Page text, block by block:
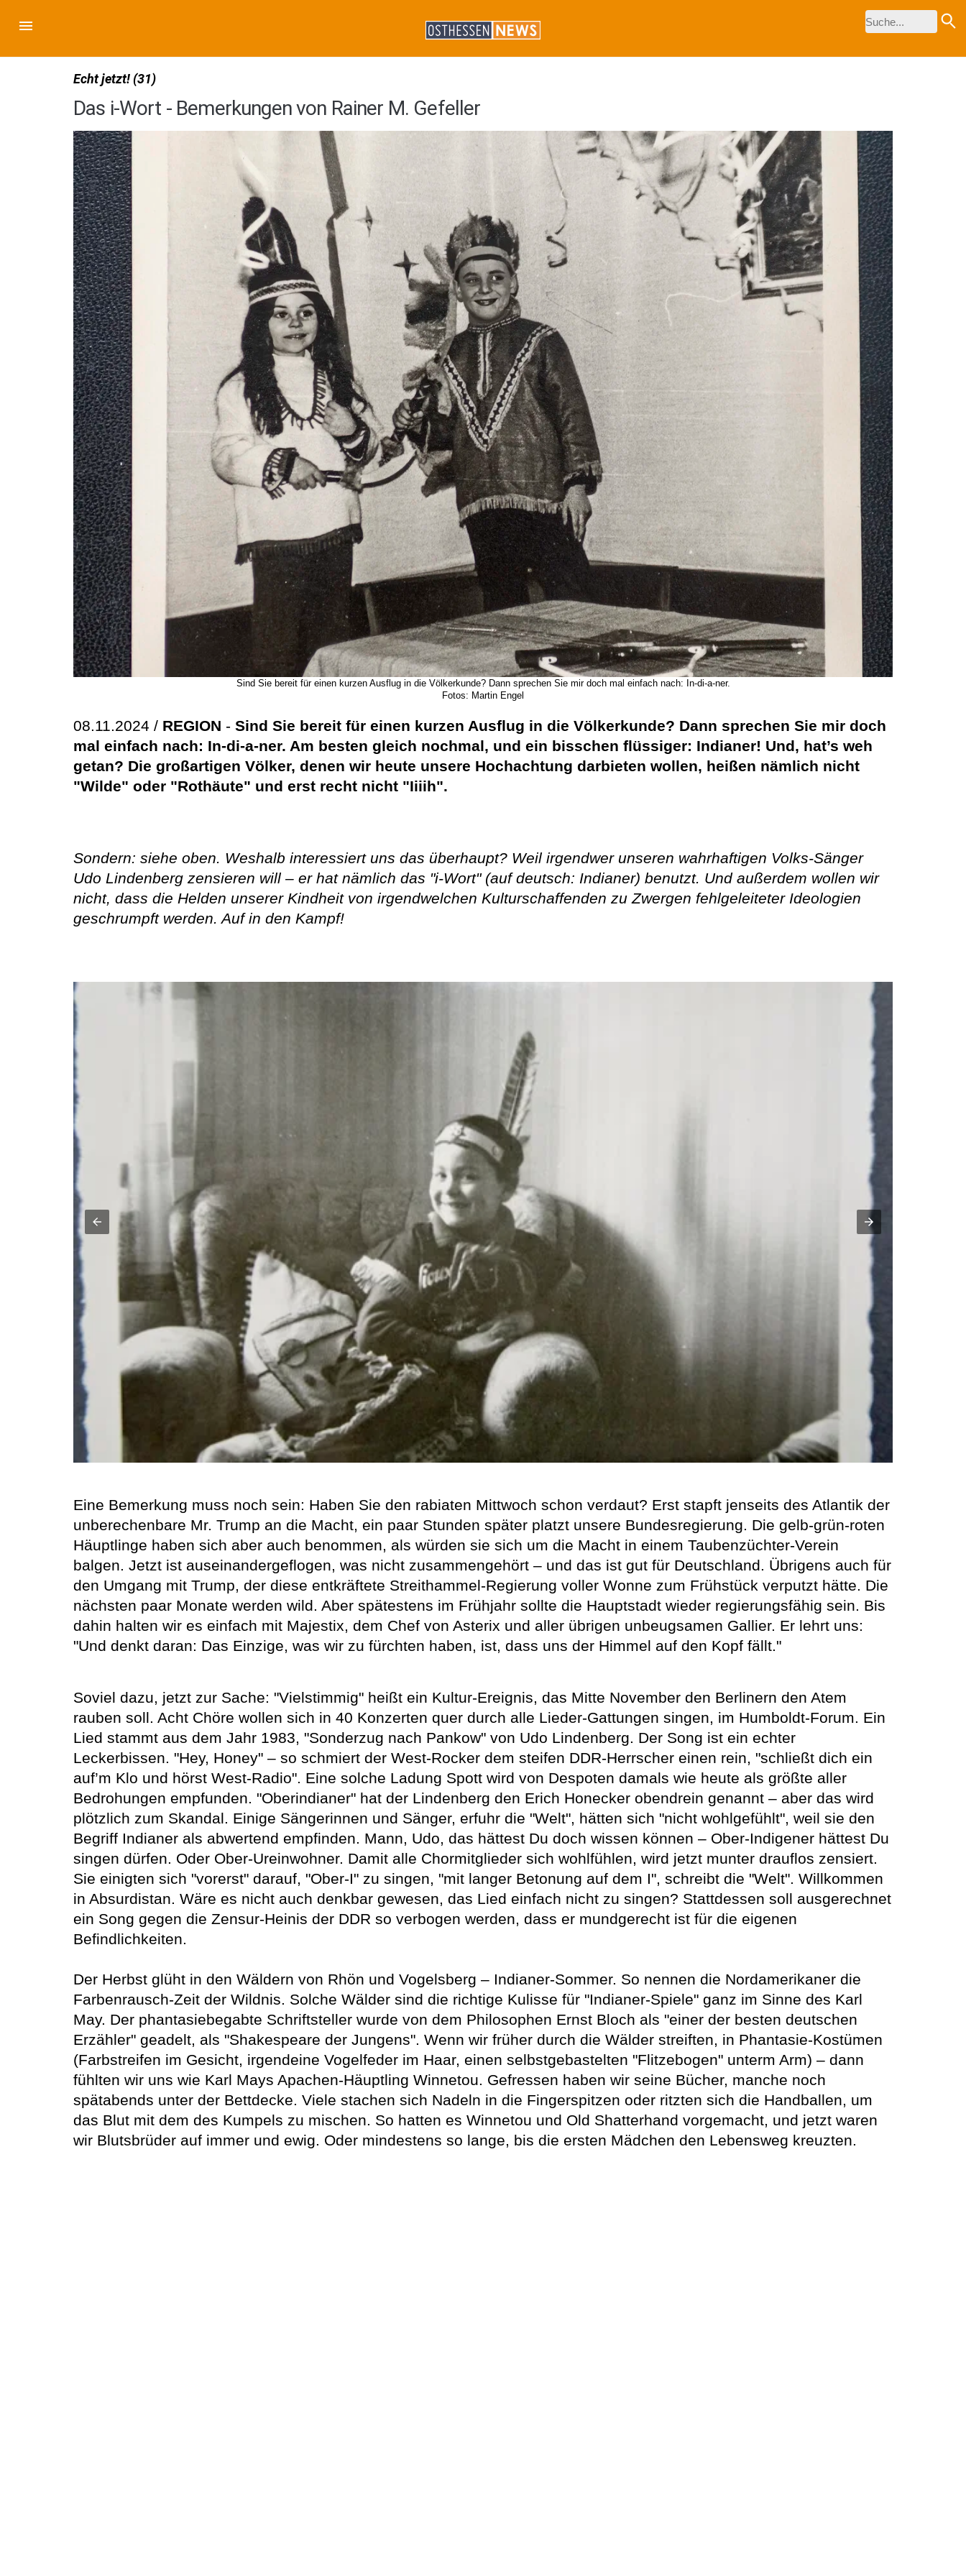
Echt jetzt! (31)
Das i-Wort - Bemerkungen von Rainer M. Gefeller
Sind Sie bereit für einen kurzen Ausflug in die Völkerkunde? Dann sprechen Sie mir doch mal einfach nach: In-di-a-ner.
Fotos: Martin Engel
08.11.2024 / REGION - Sind Sie bereit für einen kurzen Ausflug in die Völkerkunde? Dann sprechen Sie mir doch
mal einfach nach: In-di-a-ner. Am besten gleich nochmal, und ein bisschen flüssiger: Indianer! Und, hat’s weh
getan? Die großartigen Völker, denen wir heute unsere Hochachtung darbieten wollen, heißen nämlich nicht
"Wilde" oder "Rothäute" und erst recht nicht "Iiiih".
Sondern: siehe oben. Weshalb interessiert uns das überhaupt? Weil irgendwer unseren wahrhaftigen Volks-Sänger
Udo Lindenberg zensieren will – er hat nämlich das "i-Wort" (auf deutsch: Indianer) benutzt. Und außerdem wollen wir
nicht, dass die Helden unserer Kindheit von irgendwelchen Kulturschaffenden zu Zwergen fehlgeleiteter Ideologien
geschrumpft werden. Auf in den Kampf!
Eine Bemerkung muss noch sein: Haben Sie den rabiaten Mittwoch schon verdaut? Erst stapft jenseits des Atlantik der
unberechenbare Mr. Trump an die Macht, ein paar Stunden später platzt unsere Bundesregierung. Die gelb-grün-roten
Häuptlinge haben sich aber auch benommen, als würden sie sich um die Macht in einem Taubenzüchter-Verein
balgen. Jetzt ist auseinandergeflogen, was nicht zusammengehört – und das ist gut für Deutschland. Übrigens auch für
den Umgang mit Trump, der diese entkräftete Streithammel-Regierung voller Wonne zum Frühstück verputzt hätte. Die
nächsten paar Monate werden wild. Aber spätestens im Frühjahr sollte die Hauptstadt wieder regierungsfähig sein. Bis
dahin halten wir es einfach mit Majestix, dem Chef von Asterix und aller übrigen unbeugsamen Gallier. Er lehrt uns:
"Und denkt daran: Das Einzige, was wir zu fürchten haben, ist, dass uns der Himmel auf den Kopf fällt."
Soviel dazu, jetzt zur Sache: "Vielstimmig" heißt ein Kultur-Ereignis, das Mitte November den Berlinern den Atem
rauben soll. Acht Chöre wollen sich in 40 Konzerten quer durch alle Lieder-Gattungen singen, im Humboldt-Forum. Ein
Lied stammt aus dem Jahr 1983, "Sonderzug nach Pankow" von Udo Lindenberg. Der Song ist ein echter
Leckerbissen. "Hey, Honey" – so schmiert der West-Rocker dem steifen DDR-Herrscher einen rein, "schließt dich ein
auf’m Klo und hörst West-Radio". Eine solche Ladung Spott wird von Despoten damals wie heute als größte aller
Bedrohungen empfunden. "Oberindianer" hat der Lindenberg den Erich Honecker obendrein genannt – aber das wird
plötzlich zum Skandal. Einige Sängerinnen und Sänger, erfuhr die "Welt", hätten sich "nicht wohlgefühlt", weil sie den
Begriff Indianer als abwertend empfinden. Mann, Udo, das hättest Du doch wissen können – Ober-Indigener hättest Du
singen dürfen. Oder Ober-Ureinwohner. Damit alle Chormitglieder sich wohlfühlen, wird jetzt munter drauflos zensiert.
Sie einigten sich "vorerst" darauf, "Ober-I" zu singen, "mit langer Betonung auf dem I", schreibt die "Welt". Willkommen
in Absurdistan. Wäre es nicht auch denkbar gewesen, das Lied einfach nicht zu singen? Stattdessen soll ausgerechnet
ein Song gegen die Zensur-Heinis der DDR so verbogen werden, dass er mundgerecht ist für die eigenen
Befindlichkeiten.
Der Herbst glüht in den Wäldern von Rhön und Vogelsberg – Indianer-Sommer. So nennen die Nordamerikaner die
Farbenrausch-Zeit der Wildnis. Solche Wälder sind die richtige Kulisse für "Indianer-Spiele" ganz im Sinne des Karl
May. Der phantasiebegabte Schriftsteller wurde von dem Philosophen Ernst Bloch als "einer der besten deutschen
Erzähler" geadelt, als "Shakespeare der Jungens". Wenn wir früher durch die Wälder streiften, in Phantasie-Kostümen
(Farbstreifen im Gesicht, irgendeine Vogelfeder im Haar, einen selbstgebastelten "Flitzebogen" unterm Arm) – dann
fühlten wir uns wie Karl Mays Apachen-Häuptling Winnetou. Gefressen haben wir seine Bücher, manche noch
spätabends unter der Bettdecke. Viele stachen sich Nadeln in die Fingerspitzen oder ritzten sich die Handballen, um
das Blut mit dem des Kumpels zu mischen. So hatten es Winnetou und Old Shatterhand vorgemacht, und jetzt waren
wir Blutsbrüder auf immer und ewig. Oder mindestens so lange, bis die ersten Mädchen den Lebensweg kreuzten.